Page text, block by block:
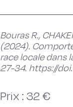
Bouras R.,
(2024).
race locale dans
27-34. https://
Prix : 32 €